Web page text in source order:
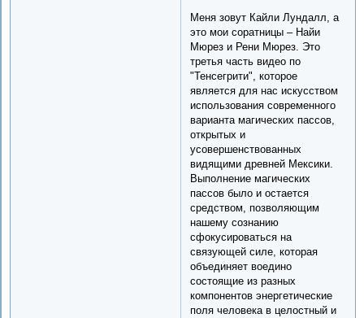
Меня зовут Кайли Лундалл, а
это мои соратницы – Найи
Мюрез и Рени Мюрез. Это
третья часть видео по
"Тенсегрити", которое
является для нас искусством
использования современного
варианта магических пассов,
открытых и
усовершенствованных
видящими древней Мексики.
Выполнение магических
пассов было и остается
средством, позволяющим
нашему сознанию
сфокусироваться на
связующей силе, которая
объединяет воедино
состоящие из разных
компонентов энергетические
поля человека в целостный и